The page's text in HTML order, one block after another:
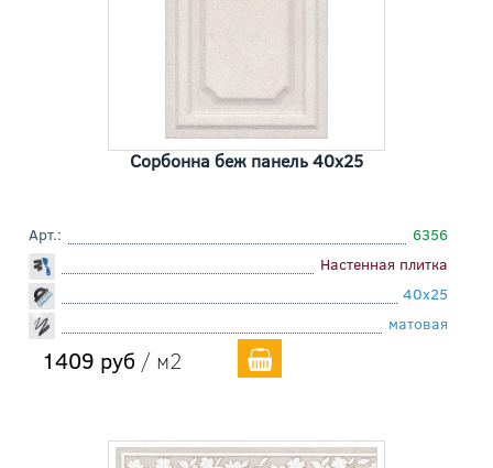
Сорбонна беж панель 40x25
Арт.:
6356
Настенная плитка
40x25
матовая
1409 руб / м2